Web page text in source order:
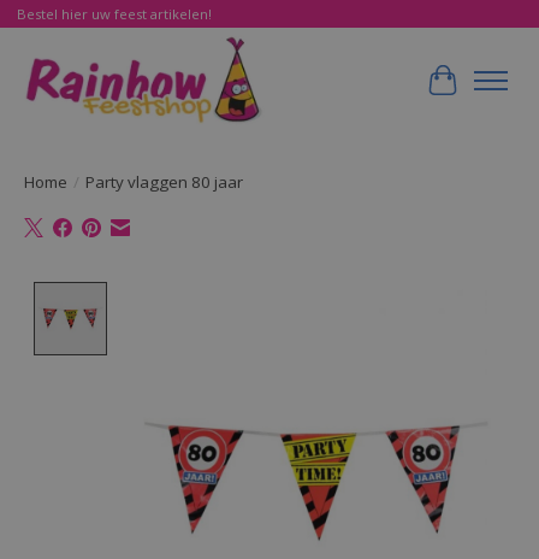
Bestel hier uw feest artikelen!
Home / Party vlaggen 80 jaar